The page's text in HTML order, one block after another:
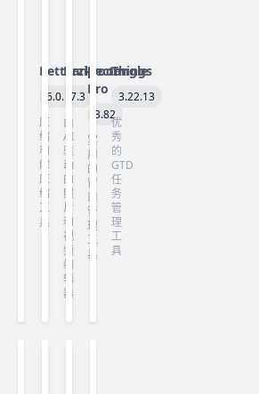
Betterzip
6.0.4
压
缩
和
解
压
缩
工
具
Darkroom
7.3
由
AI
驱
动
的
照
片
和
视
频
编
辑
器
Rectangle
Pro
3.82
实
用
的
窗
口
管
理
工
具
Things
3.22.13
优
秀
的
GTD
任
务
管
理
工
具